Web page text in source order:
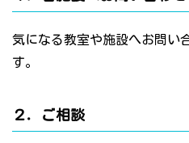
気になる教室や施設へお問い
す。
２．ご相談